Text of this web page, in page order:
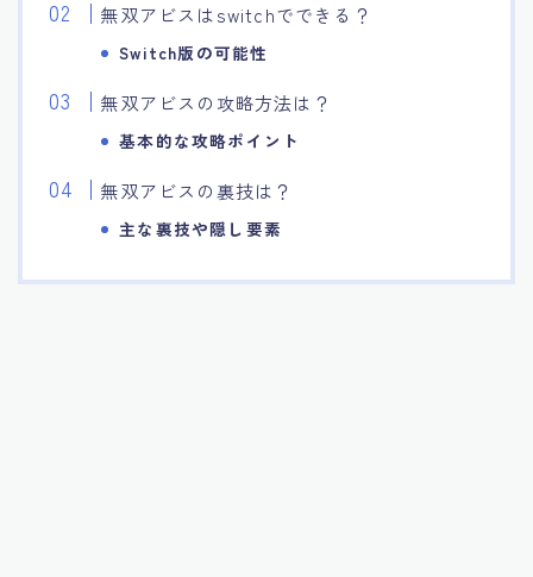
無双アビスはswitchでできる？
Switch版の可能性
無双アビスの攻略方法は？
基本的な攻略ポイント
無双アビスの裏技は？
主な裏技や隠し要素